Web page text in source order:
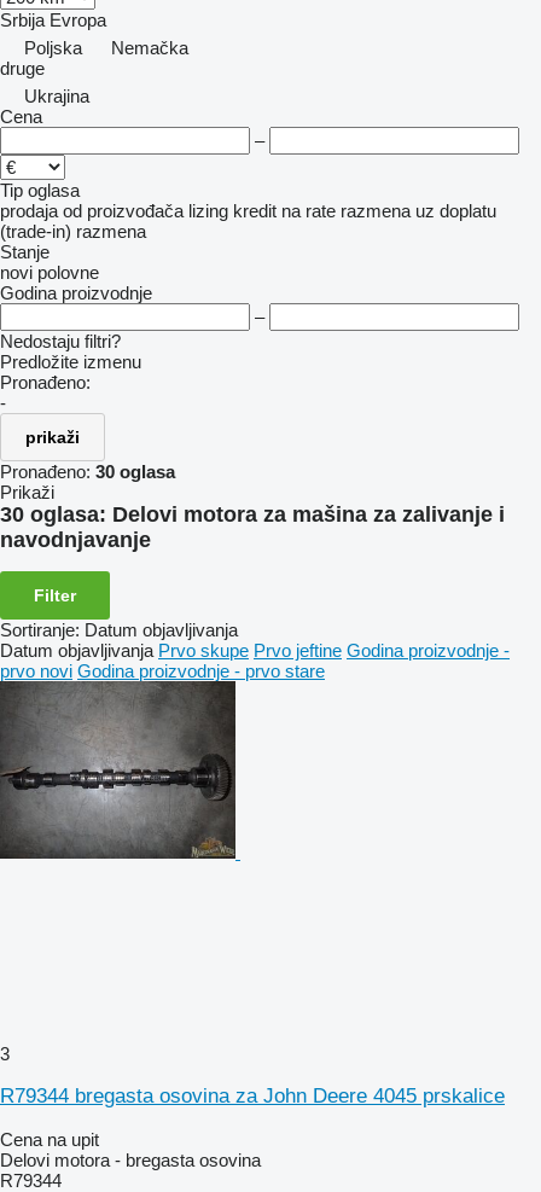
Srbija Evropa
Poljska
Nemačka
druge
Ukrajina
Cena
–
Tip oglasa
prodaja od proizvođača lizing kredit na rate razmena uz doplatu
(trade-in) razmena
Stanje
novi polovne
Godina proizvodnje
–
Nedostaju filtri?
Predložite izmenu
Pronađeno:
-
prikaži
Pronađeno: 30 oglasa
Prikaži
30 oglasa: Delovi motora za mašina za zalivanje i
navodnjavanje
Filter
Sortiranje: Datum objavljivanja
Datum objavljivanja Prvo skupe Prvo jeftine Godina proizvodnje -
prvo novi Godina proizvodnje - prvo stare
3
R79344 bregasta osovina za John Deere 4045 prskalice
Cena na upit
Delovi motora - bregasta osovina
R79344